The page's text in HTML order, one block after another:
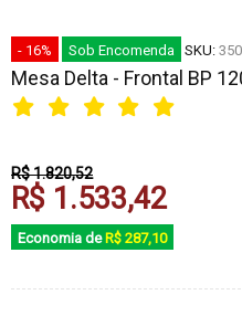
- 16% Sob Encomenda SKU:
Mesa Delta - Frontal BP
R$ 1.820,52
R$ 1.533,42
Economia de R$ 287,10